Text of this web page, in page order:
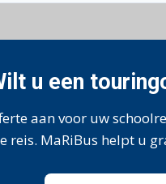
u een
aan voor uw
reis. MaRiBus helpt u